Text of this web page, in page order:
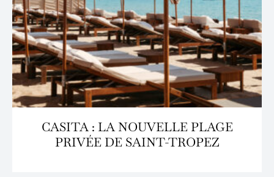
CASITA : LA NOUVELLE PLAGE
PRIVÉE DE SAINT-TROPEZ